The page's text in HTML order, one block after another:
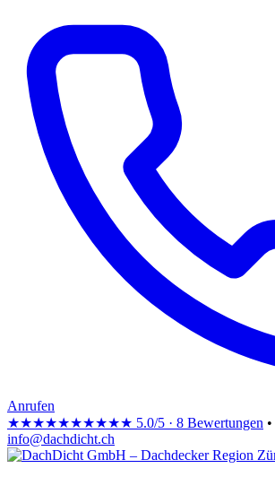
Anrufen
★★★★★★★★★★ 5.0/5 · 8 Bewertungen •
info@dachdicht.ch